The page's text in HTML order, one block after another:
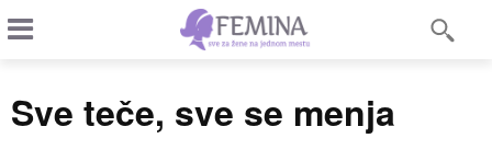
Sve teče, sve se menja